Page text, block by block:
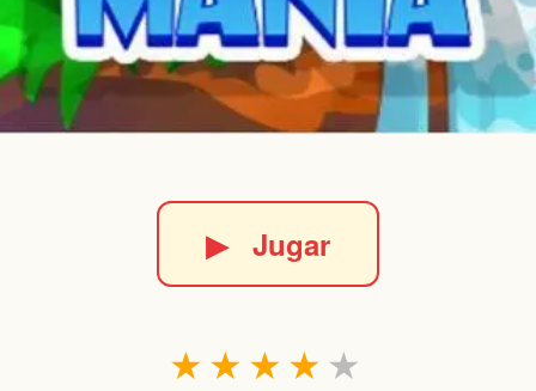
▶Jugar
★
★
★
★
★